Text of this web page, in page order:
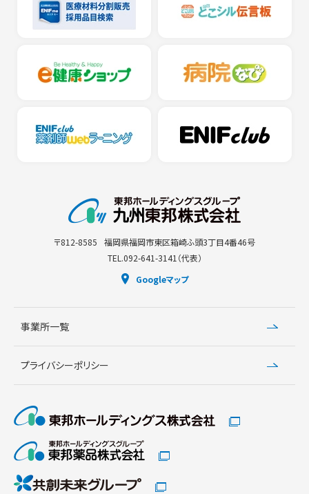
〒812-8585
福岡県福岡市東区箱崎ふ頭3丁目4番46号
TEL.092-641-3141（代表）
Googleマップ
事業所一覧
プライバシーポリシー